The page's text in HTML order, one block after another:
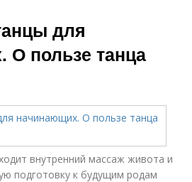
для
О пользе танца
внутренний массаж живота и
подготовку к будущим родам